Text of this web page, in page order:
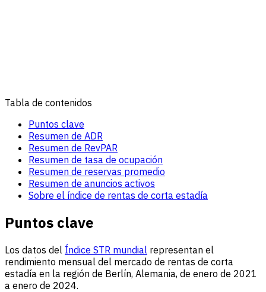
Tabla de contenidos
Puntos clave
Resumen de ADR
Resumen de RevPAR
Resumen de tasa de ocupación
Resumen de reservas promedio
Resumen de anuncios activos
Sobre el índice de rentas de corta estadía
Puntos clave
Los datos del Índice STR mundial representan el
rendimiento mensual del mercado de rentas de corta
estadía en la región de Berlín, Alemania, de enero de 2021
a enero de 2024.